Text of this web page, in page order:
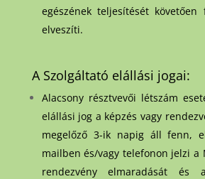
egészének teljesítését
elveszíti.
A Szolgáltató elállási jogai:
Alacsony résztvevői létszám
elállási jog a képzés vagy
megelőző 3-ik napig áll fenn,
mailben és/vagy telefonon jelzi a
rendezvény elmaradását és